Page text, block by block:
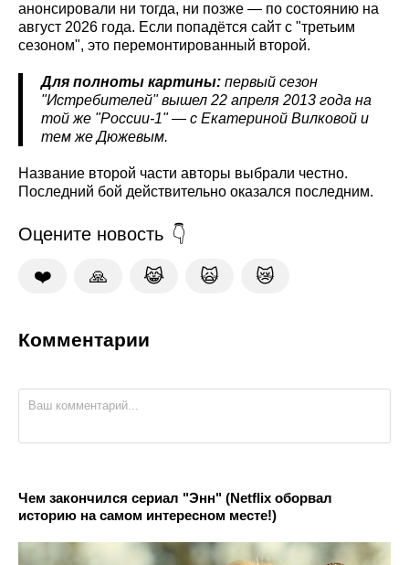
анонсировали ни тогда, ни позже — по состоянию на
август 2026 года. Если попадётся сайт с "третьим
сезоном", это перемонтированный второй.
Для полноты картины: первый сезон
"Истребителей" вышел 22 апреля 2013 года на
той же "России-1" — с Екатериной Вилковой и
тем же Дюжевым.
Название второй части авторы выбрали честно.
Последний бой действительно оказался последним.
Оцените новость
❤️ 🙏 😹 🙀 😿
Комментарии
Чем закончился сериал "Энн" (Netflix оборвал
историю на самом интересном месте!)